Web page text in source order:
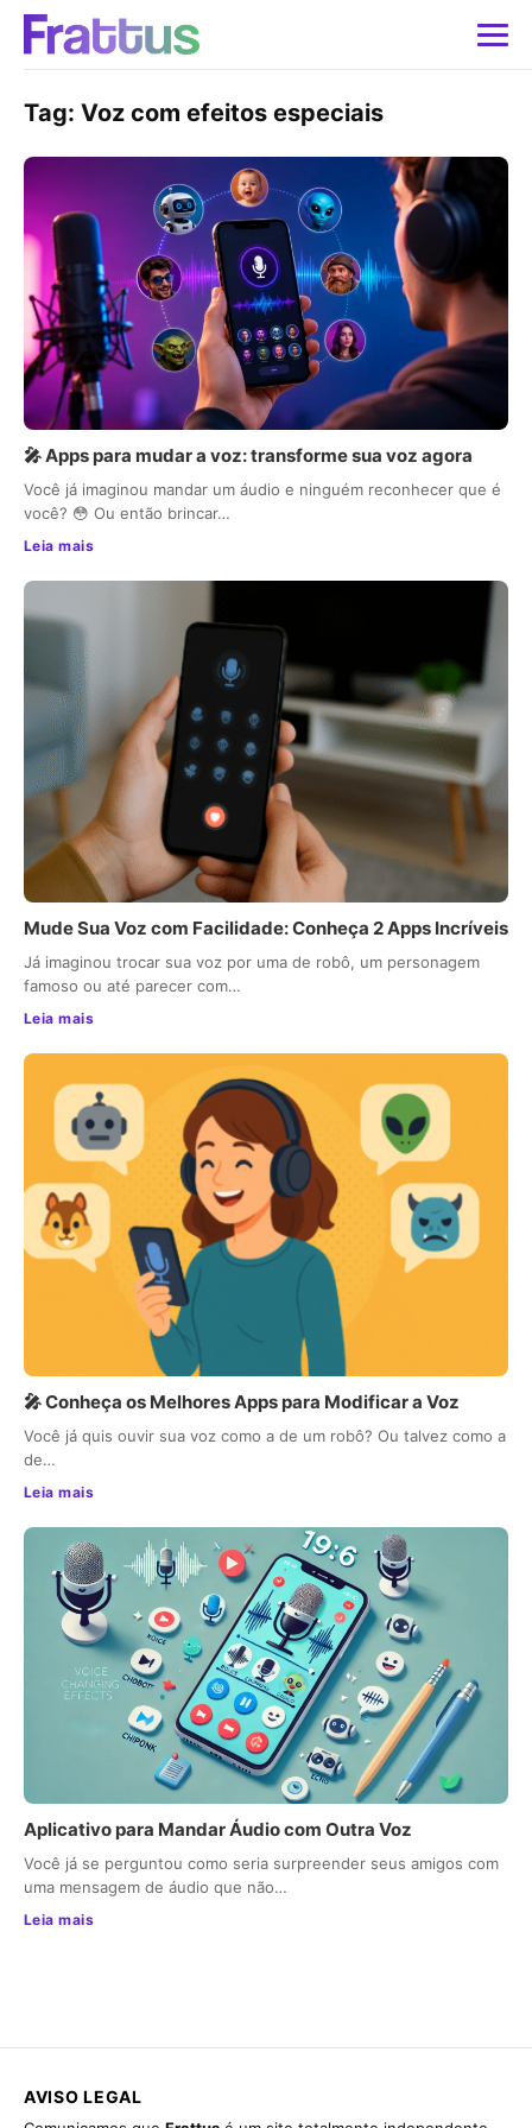
Tag: Voz com efeitos especiais
🎤 Apps para mudar a voz: transforme sua voz agora
Você já imaginou mandar um áudio e ninguém reconhecer que é
você? 😳 Ou então brincar…
Leia mais
Mude Sua Voz com Facilidade: Conheça 2 Apps Incríveis
Já imaginou trocar sua voz por uma de robô, um personagem
famoso ou até parecer com…
Leia mais
🎤 Conheça os Melhores Apps para Modificar a Voz
Você já quis ouvir sua voz como a de um robô? Ou talvez como a
de…
Leia mais
Aplicativo para Mandar Áudio com Outra Voz
Você já se perguntou como seria surpreender seus amigos com
uma mensagem de áudio que não…
Leia mais
AVISO LEGAL